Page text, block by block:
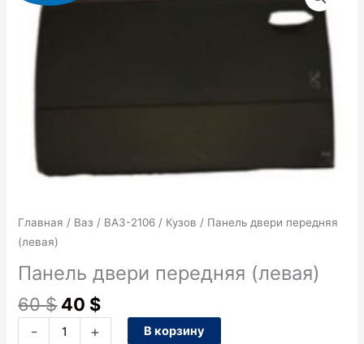
Главная / Ваз / ВАЗ-2106 / Кузов / Панель двери передняя
(левая)
Панель двери передняя (левая)
60$ 40 $
-
Панель
двери
передняя
(левая)
+ В корзину